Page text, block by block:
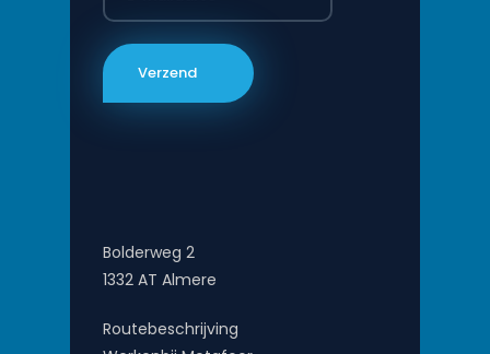
Bolderweg 2
1332 AT Almere
Routebeschrijving